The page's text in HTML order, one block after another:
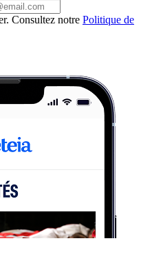
Consultez notre Politique de